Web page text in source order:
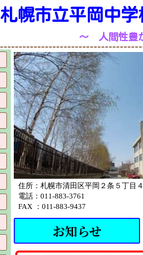
札幌市立平岡 中学
～ 人間性豊
住所：札幌市清田区平岡２条５丁目
電話：011-883-3761
FAX ：011-883-9437
お知らせ